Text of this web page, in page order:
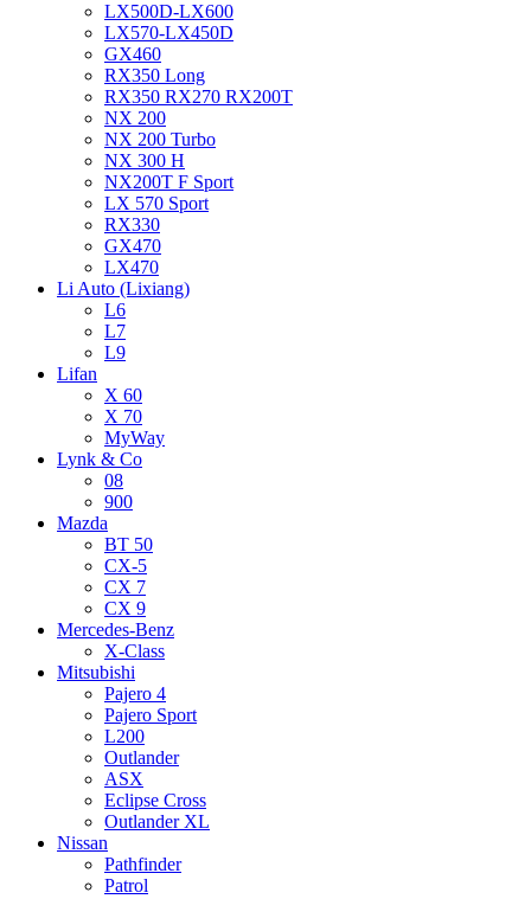
LX500D-LX600
LX570-LX450D
GX460
RX350 Long
RX350 RX270 RX200T
NX 200
NX 200 Turbo
NX 300 H
NX200T F Sport
LX 570 Sport
RX330
GX470
LX470
Li Auto (Lixiang)
L6
L7
L9
Lifan
X 60
X 70
MyWay
Lynk & Co
08
900
Mazda
BT 50
CX-5
CX 7
CX 9
Mercedes-Benz
X-Class
Mitsubishi
Pajero 4
Pajero Sport
L200
Outlander
ASX
Eclipse Cross
Outlander XL
Nissan
Pathfinder
Patrol